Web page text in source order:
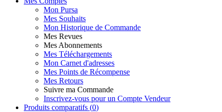
Mon Pursa
Mes Souhaits
Mon Historique de Commande
Mes Revues
Mes Abonnements
Mes Téléchargements
Mon Carnet d'adresses
Mes Points de Récompense
Mes Retours
Suivre ma Commande
Inscrivez-vous pour un Compte Vendeur
Produits comparatifs (0)